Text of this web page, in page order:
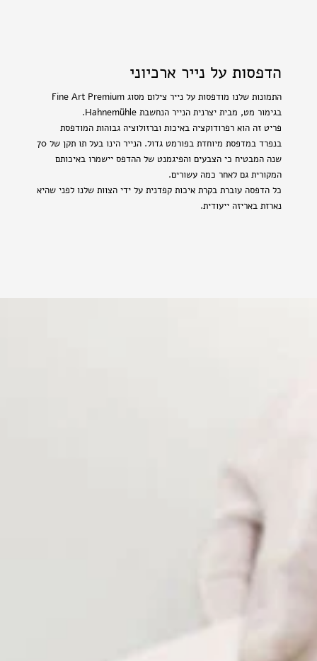
הדפסות על נייר ארכיוני
התמונות שלנו מודפסות על נייר צילום מסוג Fine Art Premium
בגימור מט, מבית יצרנית הנייר הנחשבת Hahnemühle.
פריט זה הוא רפרודוקציה באיכות וברזולוציה גבוהות המודפסת
בנפרד במדפסת מיוחדת בפורמט גדול. הנייר הינו בעל תו תקן של 70
שנה המבטיח כי הצבעים והפיגמנט של ההדפס יישמרו באיכותם
המקורית גם לאחר כמה עשורים.
כל הדפסה עוברת בקרת איכות קפדנית על ידי הצוות שלנו לפני שהיא
נארזת באריזה ייעודית.